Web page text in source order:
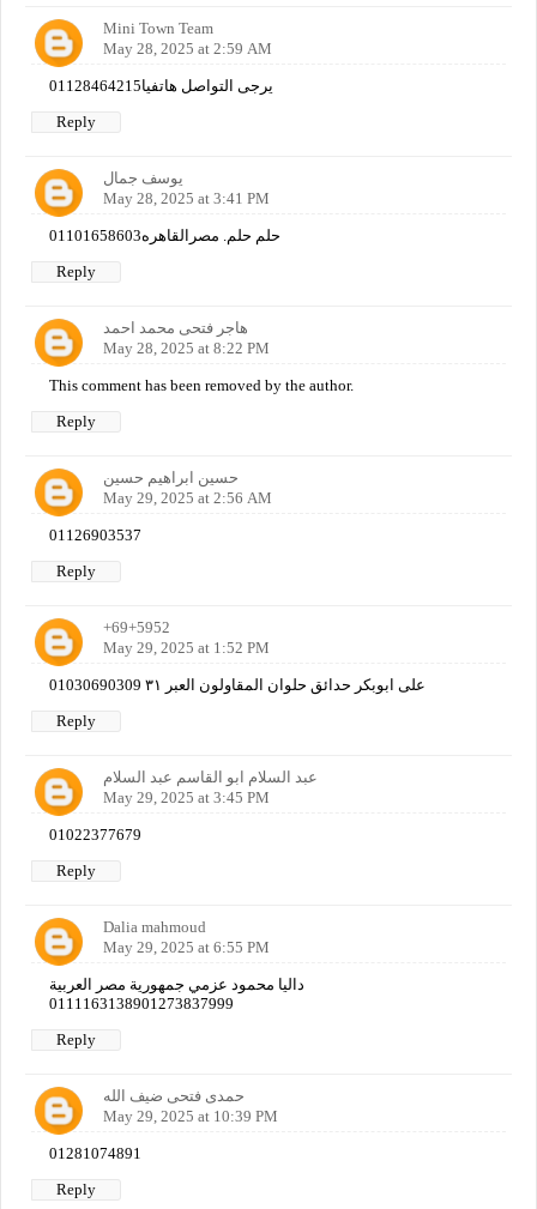
Mini Town Team
May 28, 2025 at 2:59 AM
01128464215يرجى التواصل هاتفيا
Reply
يوسف جمال
May 28, 2025 at 3:41 PM
حلم حلم. مصرالقاهره01101658603
Reply
هاجر فتحى محمد احمد
May 28, 2025 at 8:22 PM
This comment has been removed by the author.
Reply
حسين ابراهيم حسين
May 29, 2025 at 2:56 AM
01126903537
Reply
+69+5952
May 29, 2025 at 1:52 PM
على ابوبكر حدائق حلوان المقاولون العبر ٣١ 01030690309
Reply
عبد السلام ابو القاسم عبد السلام
May 29, 2025 at 3:45 PM
01022377679
Reply
Dalia mahmoud
May 29, 2025 at 6:55 PM
داليا محمود عزمي جمهورية مصر العربية
0111163138901273837999
Reply
حمدى فتحى ضيف الله
May 29, 2025 at 10:39 PM
01281074891
Reply